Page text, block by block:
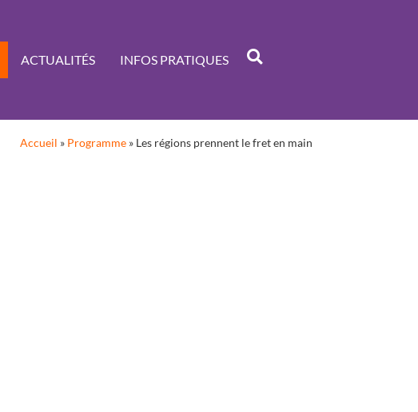
ACTUALITÉS INFOS PRATIQUES
Accueil » Programme » Les régions prennent le fret en main